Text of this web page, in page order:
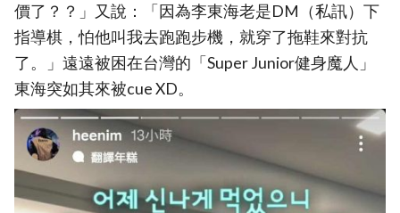
價了？？」又說：「因為李東海老是DM（私訊）下
指導棋，怕他叫我去跑跑步機，就穿了拖鞋來對抗
了。」遠遠被困在台灣的「Super Junior健身魔人」
東海突如其來被cue XD。